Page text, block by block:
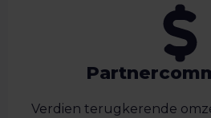
Verdien terugkerende